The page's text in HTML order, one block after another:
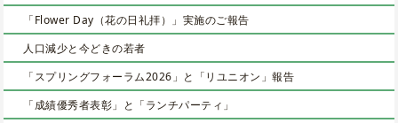
「Flower Day（花の日礼拝）」実施のご報告
人口減少と今どきの若者
「スプリングフォーラム2026」と「リユニオン」報告
「成績優秀者表彰」と「ランチパーティ」